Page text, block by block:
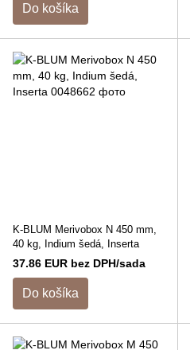
Do košíka
K-BLUM Merivobox N 450 mm,
40 kg, Indium šedá, Inserta
37.86 EUR bez DPH/sada
Do košíka